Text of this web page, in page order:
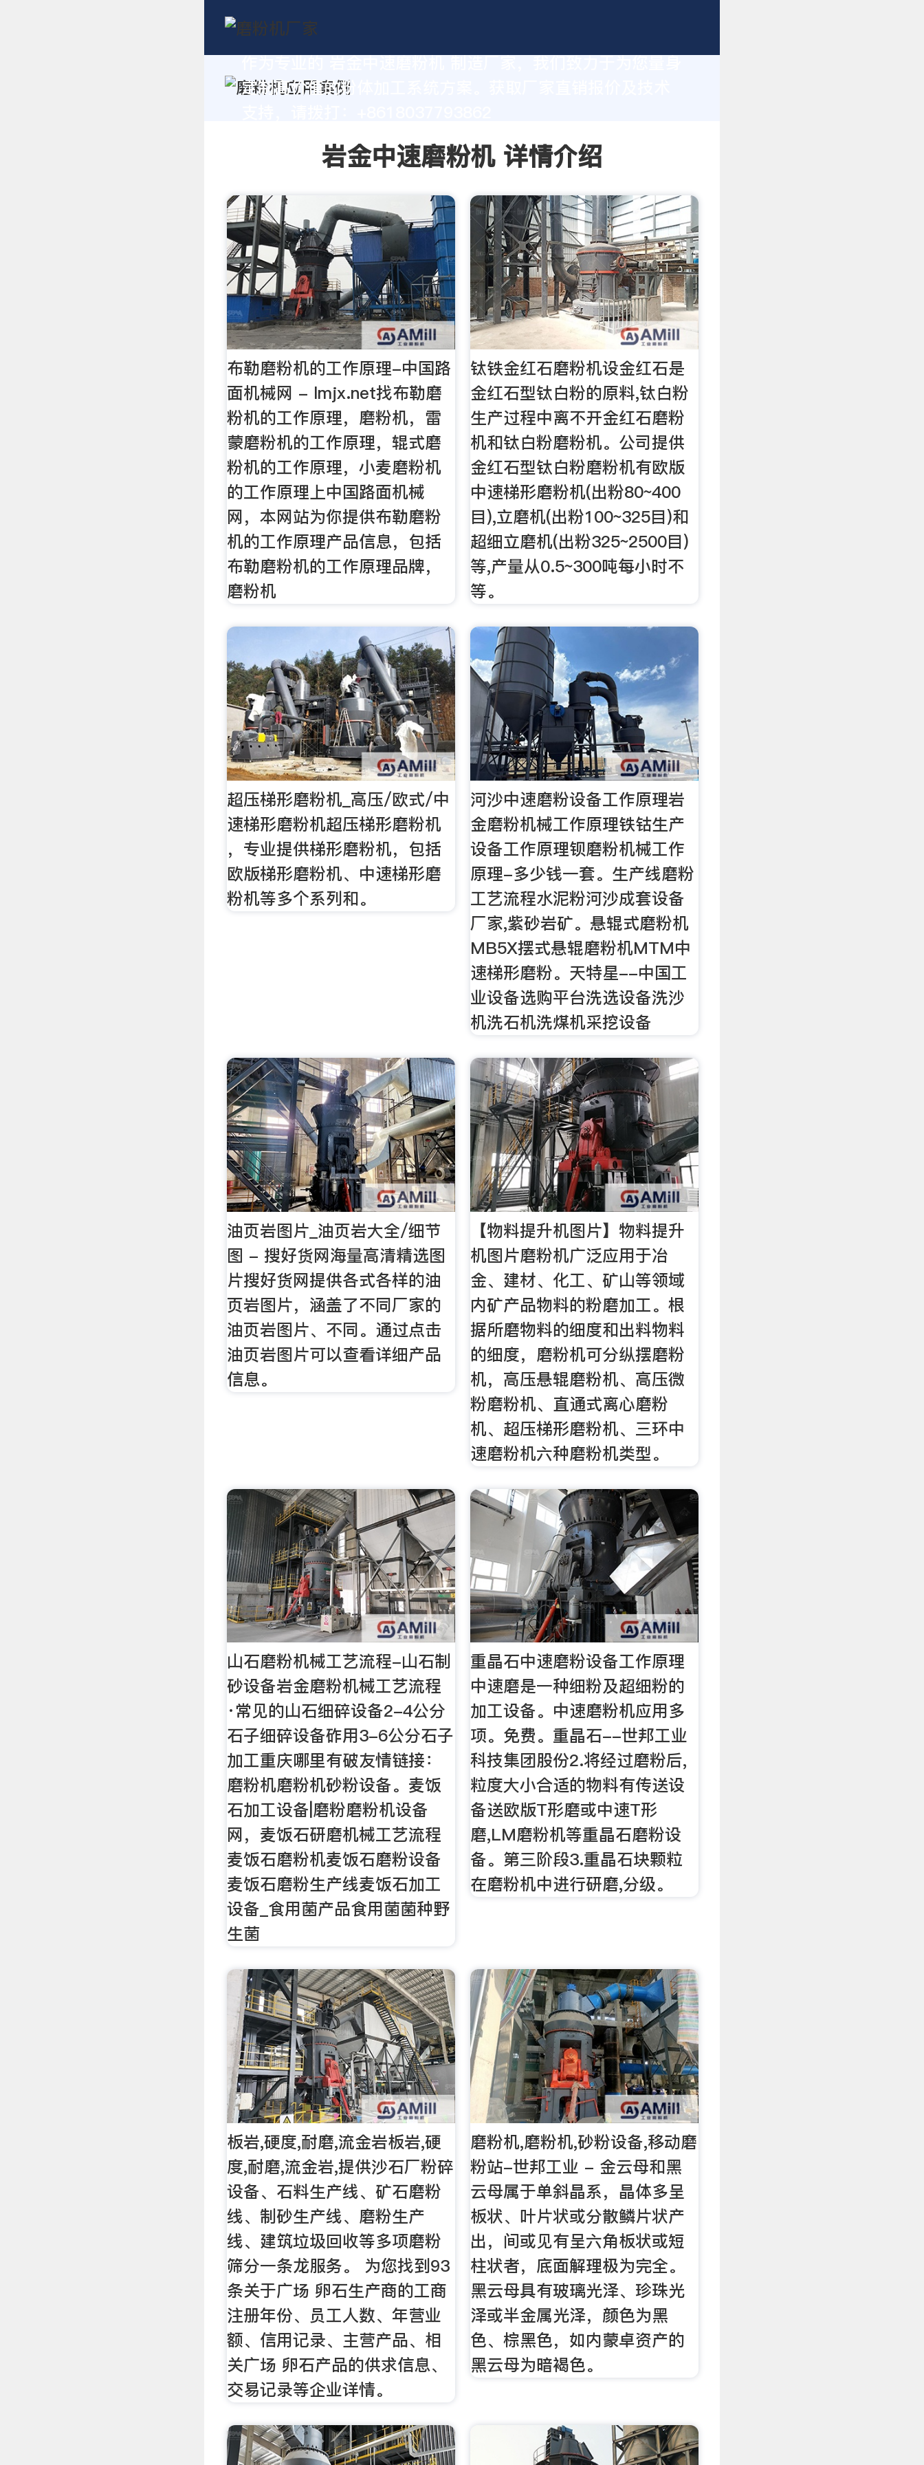
定制高价值的粉体加工系统方案。获取厂家直销报价及技术
岩金中速磨粉机 详情介绍
布勒磨粉机的工作原理-中国路
面机械网 - lmjx.net找布勒磨
粉机的工作原理，磨粉机，雷
蒙磨粉机的工作原理，辊式磨
粉机的工作原理，小麦磨粉机
的工作原理上中国路面机械
网，本网站为你提供布勒磨粉
机的工作原理产品信息，包括
布勒磨粉机的工作原理品牌，
磨粉机
钛铁金红石磨粉机设金红石是
金红石型钛白粉的原料,钛白粉
生产过程中离不开金红石磨粉
机和钛白粉磨粉机。公司提供
金红石型钛白粉磨粉机有欧版
中速梯形磨粉机(出粉80~400
目),立磨机(出粉100~325目)和
超细立磨机(出粉325~2500目)
等,产量从0.5~300吨每小时不
等。
超压梯形磨粉机_高压/欧式/中
速梯形磨粉机超压梯形磨粉机
，专业提供梯形磨粉机，包括
欧版梯形磨粉机、中速梯形磨
粉机等多个系列和。
河沙中速磨粉设备工作原理岩
金磨粉机械工作原理铁钴生产
设备工作原理钡磨粉机械工作
原理-多少钱一套。生产线磨粉
工艺流程水泥粉河沙成套设备
厂家,紫砂岩矿。悬辊式磨粉机
MB5X摆式悬辊磨粉机MTM中
速梯形磨粉。天特星--中国工
业设备选购平台洗选设备洗沙
机洗石机洗煤机采挖设备
油页岩图片_油页岩大全/细节
图 - 搜好货网海量高清精选图
片搜好货网提供各式各样的油
页岩图片，涵盖了不同厂家的
油页岩图片、不同。通过点击
油页岩图片可以查看详细产品
信息。
【物料提升机图片】物料提升
机图片磨粉机广泛应用于冶
金、建材、化工、矿山等领域
内矿产品物料的粉磨加工。根
据所磨物料的细度和出料物料
的细度，磨粉机可分纵摆磨粉
机，高压悬辊磨粉机、高压微
粉磨粉机、直通式离心磨粉
机、超压梯形磨粉机、三环中
速磨粉机六种磨粉机类型。
山石磨粉机械工艺流程-山石制
砂设备岩金磨粉机械工艺流程
·常见的山石细碎设备2-4公分
石子细碎设备砟用3-6公分石子
加工重庆哪里有破友情链接：
磨粉机磨粉机砂粉设备。麦饭
石加工设备|磨粉磨粉机设备
网，麦饭石研磨机械工艺流程
麦饭石磨粉机麦饭石磨粉设备
麦饭石磨粉生产线麦饭石加工
设备_食用菌产品食用菌菌种野
生菌
重晶石中速磨粉设备工作原理
中速磨是一种细粉及超细粉的
加工设备。中速磨粉机应用多
项。免费。重晶石--世邦工业
科技集团股份2.将经过磨粉后,
粒度大小合适的物料有传送设
备送欧版T形磨或中速T形
磨,LM磨粉机等重晶石磨粉设
备。第三阶段3.重晶石块颗粒
在磨粉机中进行研磨,分级。
板岩,硬度,耐磨,流金岩板岩,硬
度,耐磨,流金岩,提供沙石厂粉碎
设备、石料生产线、矿石磨粉
线、制砂生产线、磨粉生产
线、建筑垃圾回收等多项磨粉
筛分一条龙服务。 为您找到93
条关于广场 卵石生产商的工商
注册年份、员工人数、年营业
额、信用记录、主营产品、相
关广场 卵石产品的供求信息、
交易记录等企业详情。
磨粉机,磨粉机,砂粉设备,移动磨
粉站-世邦工业 - 金云母和黑
云母属于单斜晶系，晶体多呈
板状、叶片状或分散鳞片状产
出，间或见有呈六角板状或短
柱状者，底面解理极为完全。
黑云母具有玻璃光泽、珍珠光
泽或半金属光泽，颜色为黑
色、棕黑色，如内蒙卓资产的
黑云母为暗褐色。